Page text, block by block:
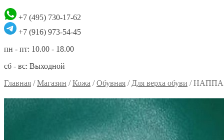
+7 (495) 730-17-62
+7 (916) 973-54-45
пн - пт: 10.00 - 18.00
сб - вс: Выходной
Главная /Магазин /Кожа /Обувная / Для верха обуви /НАППА